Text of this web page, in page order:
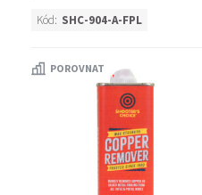
Kód: SHC-904-A-FPL
POROVNAT